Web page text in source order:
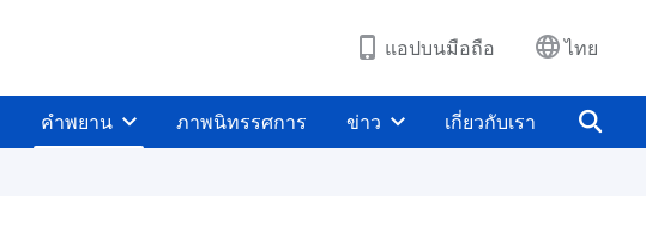
แอปบนมือถือ ไทย
คำพยาน ภาพนิทรรศการ ข่าว เกี่ยวกับเรา